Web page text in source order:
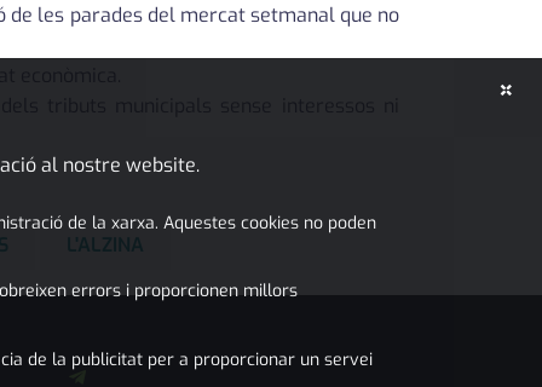
de les parades del mercat setmanal que no
L'ALZINA
×
al nostre website.
de la xarxa. Aquestes cookies no poden
errors i proporcionen millors
de la publicitat per a proporcionar un servei